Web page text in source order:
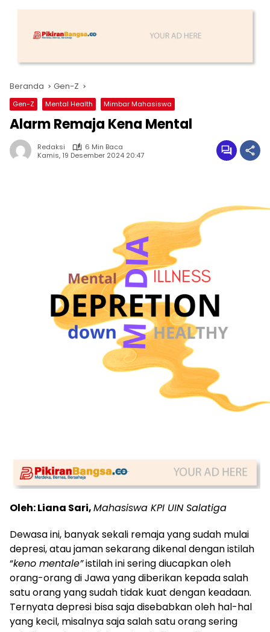
Beranda Gen-Z
Gen-Z Mental Health Mimbar Mahasiswa
Alarm Remaja Kena Mental
Redaksi
6 Min Baca
Kamis, 19 Desember 2024 20:47
Oleh: Liana Sari,Mahasiswa KPI UIN Salatiga
Dewasa ini, banyak sekali remaja yang sudah mulai
depresi, atau jaman sekarang dikenal dengan istilah
“keno mentale”istilah ini sering diucapkan oleh
orang-orang di Jawa yang diberikan kepada salah
satu orang yang sudah tidak kuat dengan keadaan.
Ternyata depresi bisa saja disebabkan oleh hal-hal
yang kecil, misalnya saja salah satu orang sering